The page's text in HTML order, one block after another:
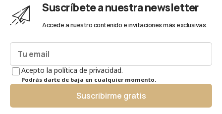
Suscríbete a nuestra newsletter
Accede a nuestro contenido e invitaciones más exclusivas.
Acepto la política de privacidad.
Podrás darte de baja en cualquier momento.
Suscribirme gratis